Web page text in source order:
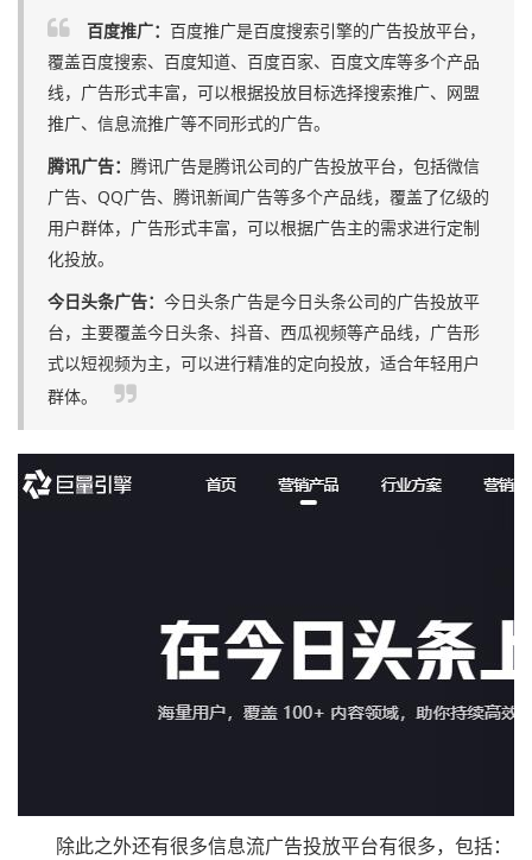
百度推广： 百度推广是百度搜索引擎的广告投放平台，
覆盖百度搜索、百度知道、百度百家、百度文库等多个产品
线，广告形式丰富，可以根据投放目标选择搜索推广、网盟
推广、信息流推广等不同形式的广告。
腾讯广告： 腾讯广告是腾讯公司的广告投放平台，包括微信
广告、QQ广告、腾讯新闻广告等多个产品线，覆盖了亿级的
用户群体，广告形式丰富，可以根据广告主的需求进行定制
化投放。
今日头条广告： 今日头条广告是今日头条公司的广告投放平
台，主要覆盖今日头条、抖音、西瓜视频等产品线，广告形
式以短视频为主，可以进行精准的定向投放，适合年轻用户
群体。
除此之外还有很多信息流广告投放平台有很多，包括：